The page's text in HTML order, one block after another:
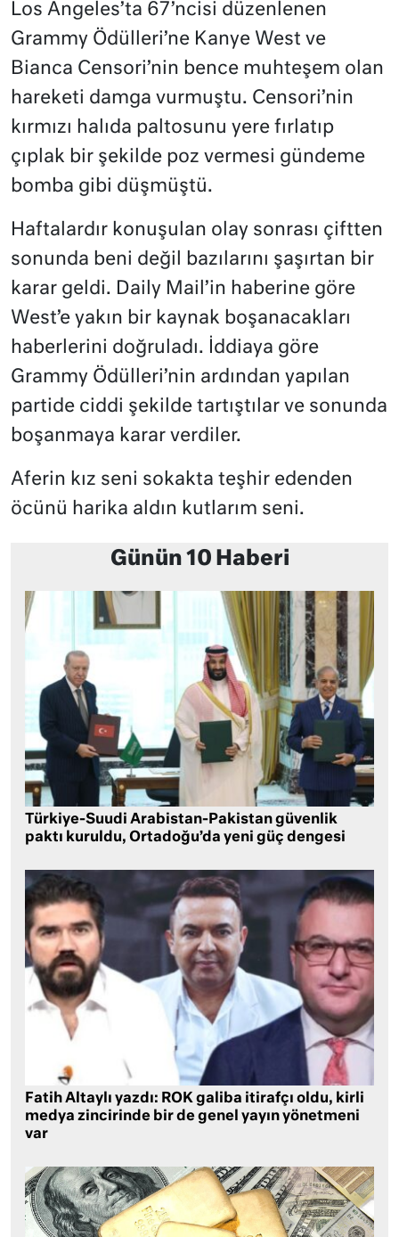
Los Angeles’ta 67’ncisi düzenlenen
Grammy Ödülleri’ne Kanye West ve
Bianca Censori’nin bence muhteşem olan
hareketi damga vurmuştu. Censori’nin
kırmızı halıda paltosunu yere fırlatıp
çıplak bir şekilde poz vermesi gündeme
bomba gibi düşmüştü.
Haftalardır konuşulan olay sonrası çiftten
sonunda beni değil bazılarını şaşırtan bir
karar geldi. Daily Mail’in haberine göre
West’e yakın bir kaynak boşanacakları
haberlerini doğruladı. İddiaya göre
Grammy Ödülleri’nin ardından yapılan
partide ciddi şekilde tartıştılar ve sonunda
boşanmaya karar verdiler.
Aferin kız seni sokakta teşhir edenden
öcünü harika aldın kutlarım seni.
Günün 10 Haberi
Türkiye-Suudi Arabistan-Pakistan güvenlik
paktı kuruldu, Ortadoğu’da yeni güç dengesi
Fatih Altaylı yazdı: ROK galiba itirafçı oldu, kirli
medya zincirinde bir de genel yayın yönetmeni
var